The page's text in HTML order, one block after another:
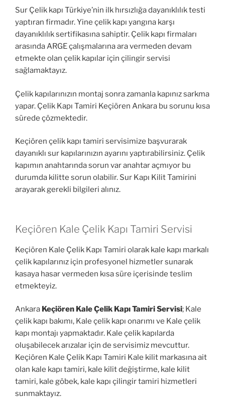
Sur Çelik kapı Türkiye’nin ilk hırsızlığa dayanıklılık testi
yaptıran firmadır. Yine çelik kapı yangına karşı
dayanıklılık sertifikasına sahiptir. Çelik kapı firmaları
arasında ARGE çalışmalarına ara vermeden devam
etmekte olan çelik kapılar için çilingir servisi
sağlamaktayız.
Çelik kapılarınızın montaj sonra zamanla kapınız sarkma
yapar. Çelik Kapı Tamiri Keçiören Ankara bu sorunu kısa
sürede çözmektedir.
Keçiören çelik kapı tamiri servisimize başvurarak
dayanıklı sur kapılarınızın ayarını yaptırabilirsiniz. Çelik
kapımın anahtarında sorun var anahtar açmıyor bu
durumda kilitte sorun olabilir. Sur Kapı Kilit Tamirini
arayarak gerekli bilgileri alınız.
Keçiören Kale Çelik Kapı Tamiri Servisi
Keçiören Kale Çelik Kapı Tamiri olarak kale kapı markalı
çelik kapılarınız için profesyonel hizmetler sunarak
kasaya hasar vermeden kısa süre içerisinde teslim
etmekteyiz.
Ankara Keçiören Kale Çelik Kapı Tamiri Servisi; Kale
çelik kapı bakımı, Kale çelik kapı onarımı ve Kale çelik
kapı montajı yapmaktadır. Kale çelik kapılarda
oluşabilecek arızalar için de servisimiz mevcuttur.
Keçiören Kale Çelik Kapı Tamiri Kale kilit markasına ait
olan kale kapı tamiri, kale kilit değiştirme, kale kilit
tamiri, kale göbek, kale kapı çilingir tamiri hizmetleri
sunmaktayız.